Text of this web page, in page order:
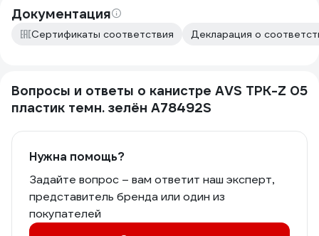
Документация
Сертификаты соответствия Декларация о
Вопросы и ответы о канистре AVS TPK-Z 05
пластик темн. зелён A78492S
Нужна помощь?
Задайте вопрос – вам ответит наш эксперт,
представитель бренда или один из
покупателей